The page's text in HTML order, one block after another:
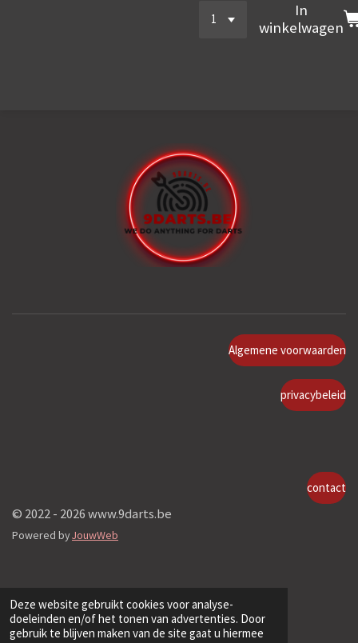
Deze website gebruikt cookies voor analyse-
doeleinden en/of het tonen van advertenties. Door
gebruik te blijven maken van de site gaat u hiermee
In
winkelwagen
Algemene voorwaarden
privacybeleid
contact
© 2022 - 2026 www.9darts.be
Powered byJouwWeb